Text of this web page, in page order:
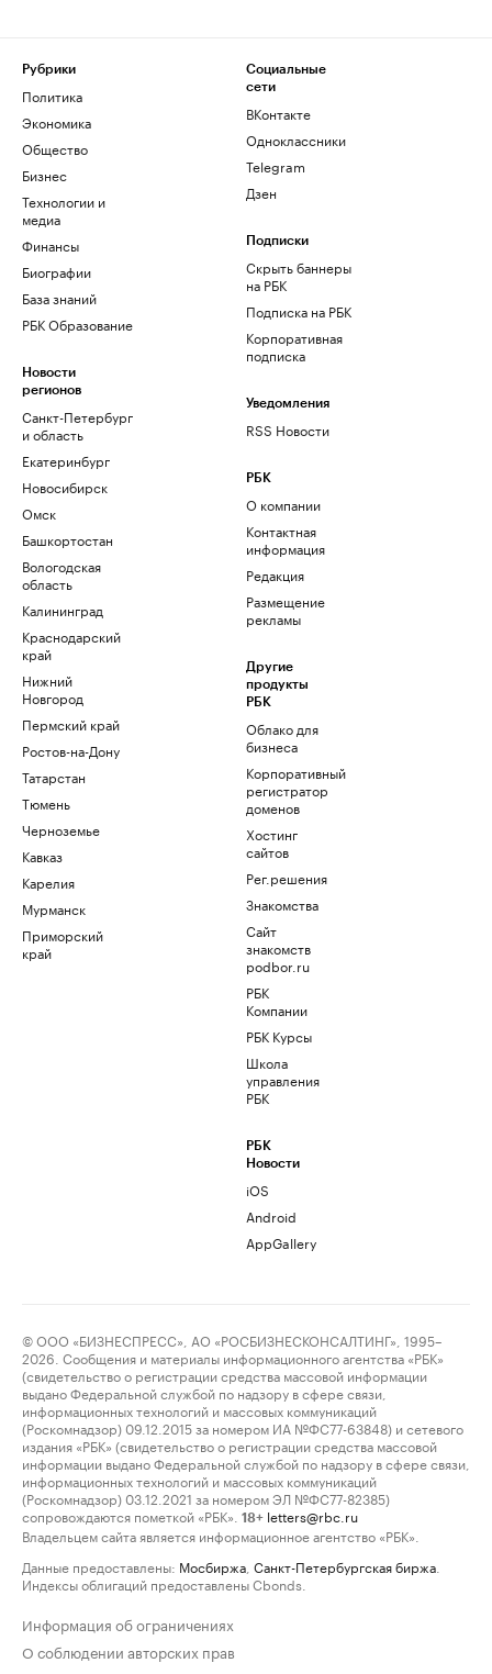
Рубрики
Политика
Экономика
Общество
Бизнес
Технологии и
медиа
Финансы
Биографии
База знаний
РБК Образование
Новости
регионов
Санкт-Петербург
и область
Екатеринбург
Новосибирск
Омск
Башкортостан
Вологодская
область
Калининград
Краснодарский
край
Нижний
Новгород
Пермский край
Ростов-на-Дону
Татарстан
Тюмень
Черноземье
Кавказ
Карелия
Мурманск
Приморский
край
Социальные
сети
ВКонтакте
Одноклассники
Telegram
Дзен
Подписки
Скрыть баннеры
на РБК
Подписка на РБК
Корпоративная
подписка
Уведомления
RSS Новости
РБК
О компании
Контактная
информация
Редакция
Размещение
рекламы
Другие
продукты
РБК
Облако для
бизнеса
Корпоративный
регистратор
доменов
Хостинг
сайтов
Рег.решения
Знакомства
Сайт
знакомств
podbor.ru
РБК
Компании
РБК Курсы
Школа
управления
РБК
РБК
Новости
iOS
Android
AppGallery
© ООО «БИЗНЕСПРЕСС», АО «РОСБИЗНЕСКОНСАЛТИНГ», 1995–
2026. Сообщения и материалы информационного агентства «РБК»
(свидетельство о регистрации средства массовой информации
выдано Федеральной службой по надзору в сфере связи,
информационных технологий и массовых коммуникаций
(Роскомнадзор) 09.12.2015 за номером ИА №ФС77-63848) и сетевого
издания «РБК» (свидетельство о регистрации средства массовой
информации выдано Федеральной службой по надзору в сфере связи,
информационных технологий и массовых коммуникаций
(Роскомнадзор) 03.12.2021 за номером ЭЛ №ФС77-82385)
сопровождаются пометкой «РБК».
18+ letters@rbc.ru
Владельцем сайта является информационное агентство «РБК».
Данные предоставлены: Мосбиржа Санкт-Петербургская биржа
Индексы облигаций предоставлены Cbonds.
Информация об ограничениях
О соблюдении авторских прав